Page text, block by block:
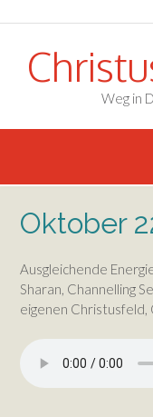
to
content
Weg in
Oktober
Ausgleichende
Sharan, Channelling
eigenen Christusfeld,